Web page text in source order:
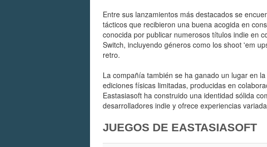
Entre sus lanzamientos más destacados se
tácticos que recibieron una buena acogida en
conocida por publicar numerosos títulos indie en
Switch, incluyendo géneros como los shoot 'em
retro.
La compañía también se ha ganado un lugar en
ediciones físicas limitadas, producidas en
Eastasiasoft ha construido una identidad sólida
desarrolladores indie y ofrece experiencias
JUEGOS DE EASTASIASOFT